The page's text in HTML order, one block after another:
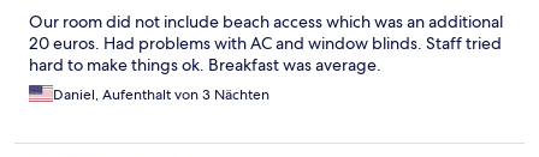
Our room did not include beach access which was an additional
20 euros. Had problems with AC and window blinds. Staff tried
hard to make things ok. Breakfast was average.
Daniel, Aufenthalt von 3 Nächten